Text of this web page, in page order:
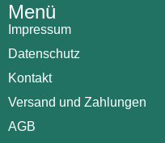
Menü
Impressum
Datenschutz
Kontakt
Versand und Zahlungen
AGB